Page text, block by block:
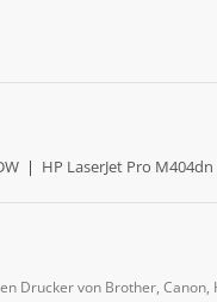
| HP LaserJet Pro M404dn
Drucker von Brother, Canon,